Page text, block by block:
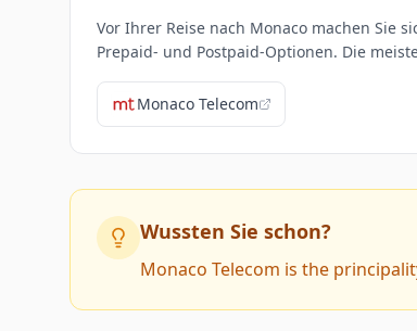
Vor Ihrer Reise nach Monaco machen Sie
Prepaid- und Postpaid-Optionen. Die
Monaco Telecom
Wussten Sie schon?
Monaco Telecom is the